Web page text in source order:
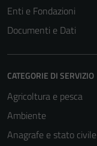
Enti e Fondazioni
Documenti e Dati
CATEGORIE DI SERVIZIO
Agricoltura e pesca
Ambiente
Anagrafe e stato civile